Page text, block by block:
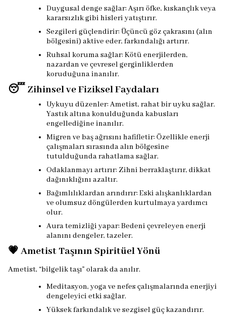
Duygusal denge sağlar: Aşırı öfke, kıskançlık veya
kararsızlık gibi hisleri yatıştırır.
Sezgileri güçlendirir: Üçüncü göz çakrasını (alın
bölgesini) aktive eder, farkındalığı artırır.
Ruhsal koruma sağlar: Kötü enerjilerden,
nazardan ve çevresel gerginliklerden
koruduğuna inanılır.
😴 Zihinsel ve Fiziksel Faydaları
Uykuyu düzenler: Ametist, rahat bir uyku sağlar.
Yastık altına konulduğunda kabusları
engellediğine inanılır.
Migren ve baş ağrısını hafifletir: Özellikle enerji
çalışmaları sırasında alın bölgesine
tutulduğunda rahatlama sağlar.
Odaklanmayı artırır: Zihni berraklaştırır, dikkat
dağınıklığını azaltır.
Bağımlılıklardan arındırır: Eski alışkanlıklardan
ve olumsuz döngülerden kurtulmaya yardımcı
olur.
Aura temizliği yapar: Bedeni çevreleyen enerji
alanını dengeler, tazeler.
💗 Ametist Taşının Spiritüel Yönü
Ametist, “bilgelik taşı” olarak da anılır.
Meditasyon, yoga ve nefes çalışmalarında enerjiyi
dengeleyici etki sağlar.
Yüksek farkındalık ve sezgisel güç kazandırır.